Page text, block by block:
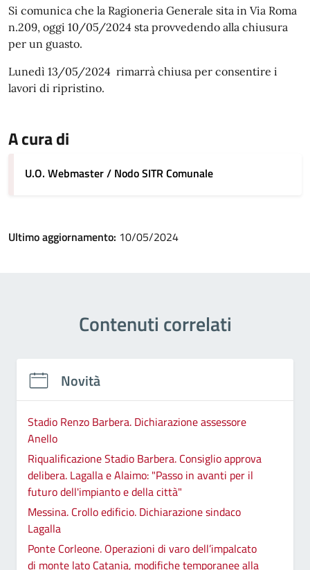
Si comunica che la Ragioneria Generale sita in Via Roma
n.209, oggi 10/05/2024 sta provvedendo alla chiusura
per un guasto.
Lunedì 13/05/2024 rimarrà chiusa per consentire i
lavori di ripristino.
A cura di
U.O. Webmaster / Nodo SITR Comunale
Ultimo aggiornamento: 10/05/2024
Contenuti correlati
Novità
Stadio Renzo Barbera. Dichiarazione assessore
Anello
Riqualificazione Stadio Barbera. Consiglio approva
delibera. Lagalla e Alaimo: "Passo in avanti per il
futuro dell'impianto e della città"
Messina. Crollo edificio. Dichiarazione sindaco
Lagalla
Ponte Corleone. Operazioni di varo dell’impalcato
di monte lato Catania, modifiche temporanee alla